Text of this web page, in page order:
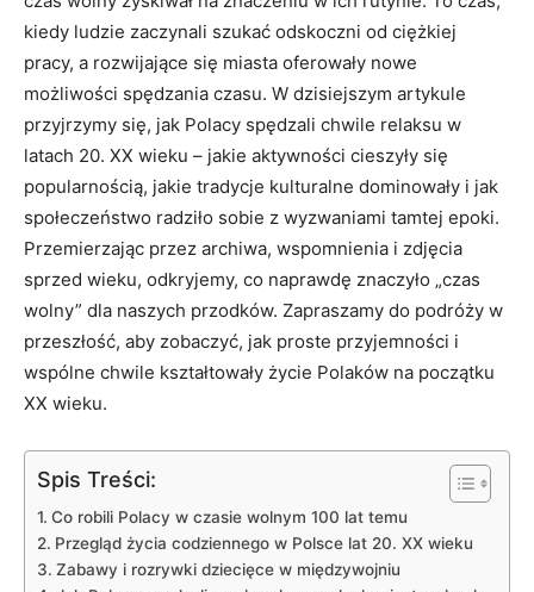
kiedy ludzie zaczynali szukać odskoczni od ciężkiej‍
pracy, a rozwijające się miasta oferowały nowe
możliwości spędzania czasu. W dzisiejszym artykule⁤
przyjrzymy się, jak Polacy spędzali chwile relaksu⁤ w
latach 20. XX wieku – jakie aktywności cieszyły się‌
popularnością, jakie⁣ tradycje kulturalne dominowały i jak⁣
społeczeństwo radziło sobie z wyzwaniami tamtej epoki.
Przemierzając⁤ przez archiwa, wspomnienia i zdjęcia
sprzed wieku, odkryjemy, co naprawdę znaczyło „czas ​
wolny” dla naszych⁢ przodków. Zapraszamy do‍ podróży​ w
przeszłość, aby zobaczyć, jak proste⁣ przyjemności i
wspólne​ chwile kształtowały ‍życie‌ Polaków na ⁢początku​
XX wieku.
Spis Treści:
Co ⁣robili Polacy w czasie wolnym 100 lat temu
Przegląd‍ życia codziennego‌ w Polsce lat 20. XX wieku
Zabawy i rozrywki dziecięce​ w międzywojniu